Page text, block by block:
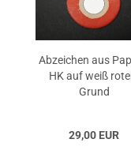
Abzeichen aus
HK auf weiß
Grund
29,00 EUR